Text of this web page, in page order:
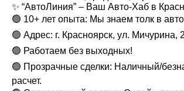
✨ “АвтоЛиния” – Ваш Авто-Хаб в
🟢 10+ лет опыта: Мы знаем толк в
🟢 Адрес: г. Красноярск, ул. Мичурина,
🟢 Работаем без выходных!
🟢 Прозрачные сделки: Наличный/
расчет.